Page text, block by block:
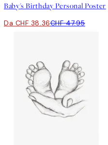
Baby's Birthday Personal Poster
Da CHF 38.36CHF 47.95